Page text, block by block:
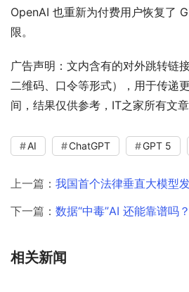
OpenAI 也重新为付费用户恢复了
限。
广告声明：文内含有的对外跳转链
二维码、口令等形式），用于传递
间，结果仅供参考，IT之家所有文章
AI ChatGPT GPT 5
上一篇： 我国首个法律垂直大模型发布：整合 2 亿
下一篇： 数据“中毒”AI 还能靠谱吗？
相关新闻